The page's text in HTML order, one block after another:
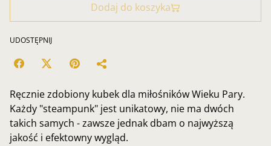
Dodaj do koszyka
UDOSTĘPNIJ
Ręcznie zdobiony kubek dla miłośników Wieku Pary.
Każdy "steampunk" jest unikatowy, nie ma dwóch
takich samych - zawsze jednak dbam o najwyższą
jakość i efektowny wygląd.